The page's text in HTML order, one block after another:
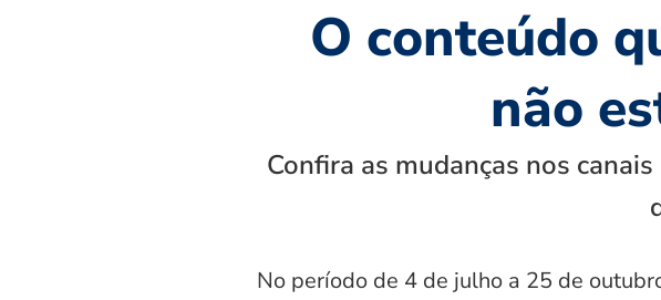
O conteúdo
não
Confira as mudanças nos
No período de 4 de julho a 25 de